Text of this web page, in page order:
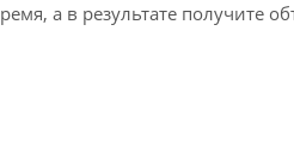
а в результате получите